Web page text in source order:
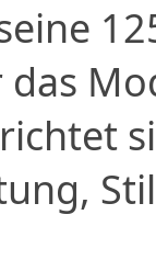
das